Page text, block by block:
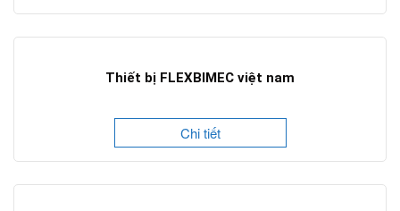
Thiết bị FLEXBIMEC việt nam
Chi tiết